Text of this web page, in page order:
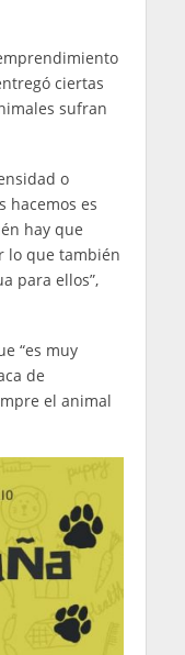
ciertas
sufran
o
hacemos es
hay que
lo que también
para ellos”,
“es muy
de
el animal